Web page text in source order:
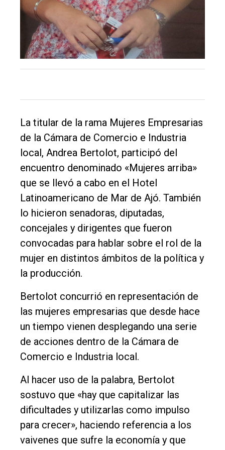
Fúnebres
Edición
Empresa
Nosotros
La titular de la rama Mujeres Empresarias
de la Cámara de Comercio e Industria
local, Andrea Bertolot, participó del
encuentro denominado «Mujeres arriba»
que se llevó a cabo en el Hotel
Latinoamericano de Mar de Ajó. También
lo hicieron senadoras, diputadas,
concejales y dirigentes que fueron
convocadas para hablar sobre el rol de la
mujer en distintos ámbitos de la política y
la producción.
Bertolot concurrió en representación de
las mujeres empresarias que desde hace
un tiempo vienen desplegando una serie
de acciones dentro de la Cámara de
Comercio e Industria local.
Al hacer uso de la palabra, Bertolot
sostuvo que «hay que capitalizar las
dificultades y utilizarlas como impulso
para crecer», haciendo referencia a los
vaivenes que sufre la economía y que